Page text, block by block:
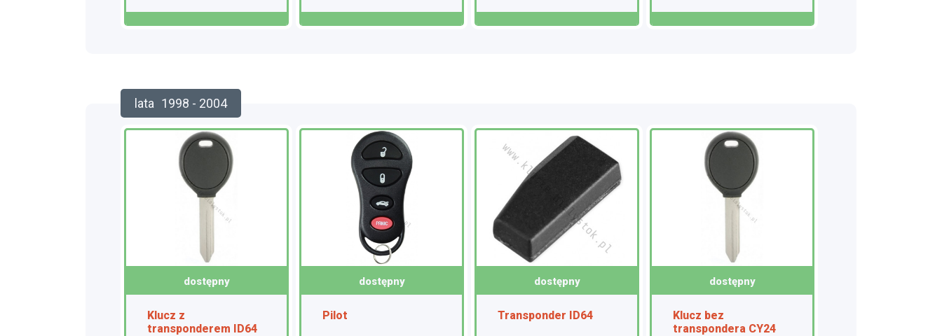
lata 1998 - 2004
dostępny
Klucz z
transponderem ID64
dostępny
Pilot
dostępny
Transponder ID64
dostępny
Klucz bez
transpondera CY24